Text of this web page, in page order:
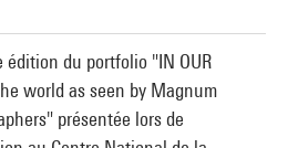
édition du portfolio "IN OUR
world as seen by Magnum
présentée lors de